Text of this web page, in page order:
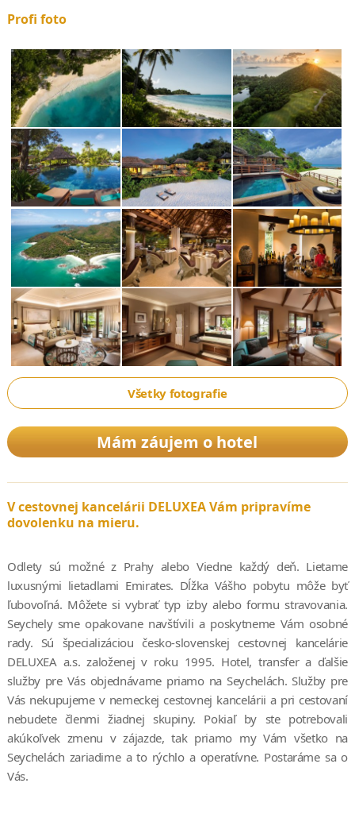
Profi foto
Všetky fotografie
Mám záujem o hotel
V cestovnej kancelárii DELUXEA Vám pripravíme
dovolenku na mieru.
Odlety sú možné z Prahy alebo Viedne každý deň. Lietame
luxusnými lietadlami Emirates. Dĺžka Vášho pobytu môže byť
ľubovoľná. Môžete si vybrať typ izby alebo formu stravovania.
Seychely sme opakovane navštívili a poskytneme Vám osobné
rady. Sú špecializáciou česko-slovenskej cestovnej kancelárie
DELUXEA a.s. založenej v roku 1995. Hotel, transfer a ďalšie
služby pre Vás objednávame priamo na Seychelách. Služby pre
Vás nekupujeme v nemeckej cestovnej kancelárii a pri cestovaní
nebudete členmi žiadnej skupiny. Pokiaľ by ste potrebovali
akúkoľvek zmenu v zájazde, tak priamo my Vám všetko na
Seychelách zariadime a to rýchlo a operatívne. Postaráme sa o
Vás.